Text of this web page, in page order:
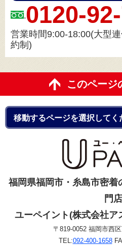
0120-
営業時間9:00-18:00(大型
約制)
このページ
福岡県福岡市・糸島市密着
門店
ユーペイント(株式会社ア
〒819-0052 福岡市西
TEL:092-400-1658